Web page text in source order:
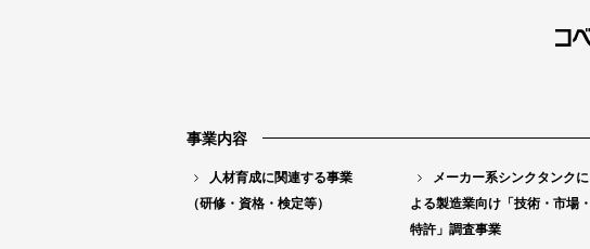
事業内容
人材育成に関連する事業
（研修・資格・検定等）
メーカー系シンクタンクに
よる製造業向け「技術・市場・
特許」調査事業